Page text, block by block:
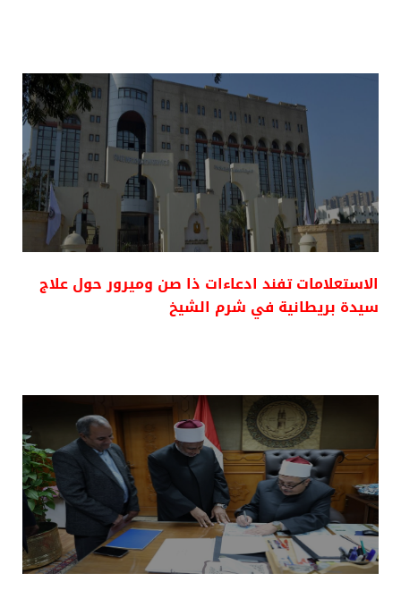
الاستعلامات تفند ادعاءات ذا صن وميرور حول علاج
سيدة بريطانية في شرم الشيخ